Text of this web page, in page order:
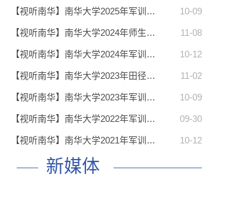
【视听南华】南华大学2025年军训… 10-09
【视听南华】南华大学2024年师生… 11-08
【视听南华】南华大学2024年军训… 10-12
【视听南华】南华大学2023年田径… 11-02
【视听南华】南华大学2023年军训… 10-09
【视听南华】南华大学2022年军训… 09-30
【视听南华】南华大学2021年军训… 10-12
新媒体